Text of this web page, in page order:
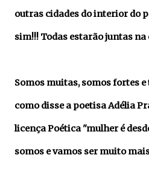
outras cidades do interior do
sim!!! Todas estarão juntas na
Somos muitas, somos fortes
como disse a poetisa Adélia
licença Poética "mulher é
somos e vamos ser muito